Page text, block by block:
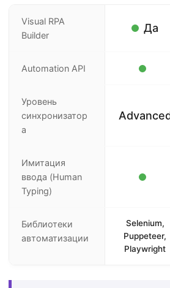
Visual RPA
Builder
Да
Automation API
Уровень
синхронизатор
а
Имитация
ввода (Human
Typing)
Библиотеки
автоматизации
Selenium,
Puppeteer,
Playwright